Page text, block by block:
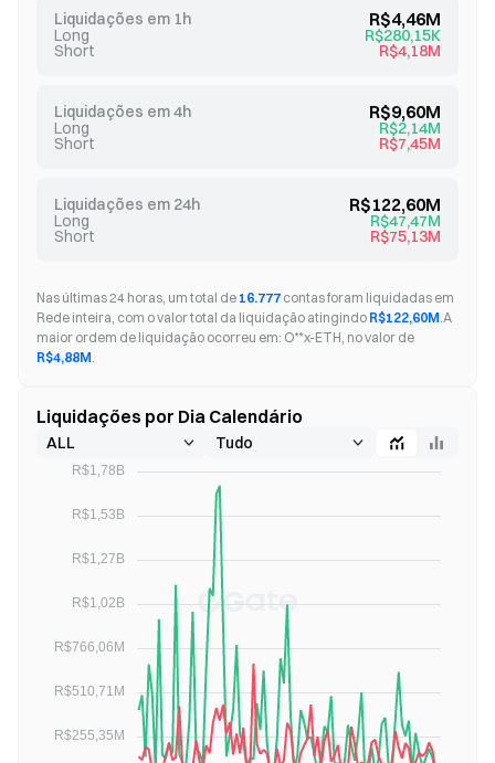
Liquidações em 1h R$4,46M
Long R$280,15K
Short R$4,18M
Liquidações em 4h R$9,60M
Long R$2,14M
Short R$7,45M
Liquidações em 24h R$122,60M
Long R$47,47M
Short R$75,13M
Nas últimas 24 horas, um total de 16.777 contas foram liquidadas em
Rede inteira, com o valor total da liquidação atingindo R$122,60M.A
maior ordem de liquidação ocorreu em: O**x-ETH, no valor de
R$4,88M.
Liquidações por Dia Calendário